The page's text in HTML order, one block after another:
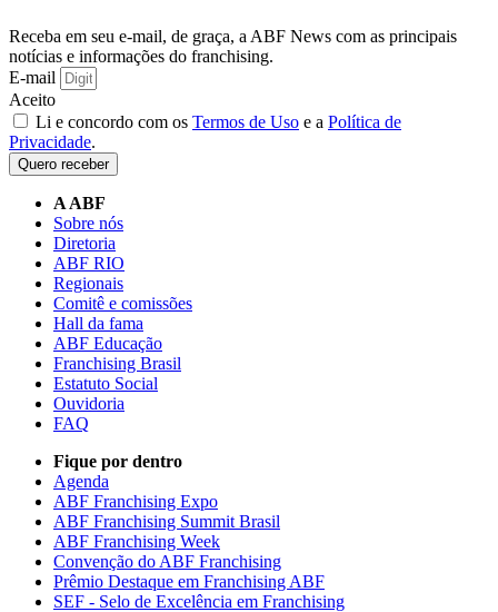
Receba em seu e-mail, de graça, a ABF News com as principais
notícias e informações do franchising.
E-mail
Aceito
Li e concordo com os Termos de Uso e a Política de
Privacidade.
Quero receber
A ABF
Sobre nós
Diretoria
ABF RIO
Regionais
Comitê e comissões
Hall da fama
ABF Educação
Franchising Brasil
Estatuto Social
Ouvidoria
FAQ
Fique por dentro
Agenda
ABF Franchising Expo
ABF Franchising Summit Brasil
ABF Franchising Week
Convenção do ABF Franchising
Prêmio Destaque em Franchising ABF
SEF - Selo de Excelência em Franchising